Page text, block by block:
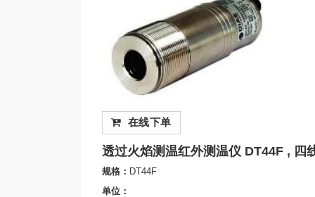
在线下单
透过火焰测温红外测温仪 DT44F , 四
规格： DT44F
单位：